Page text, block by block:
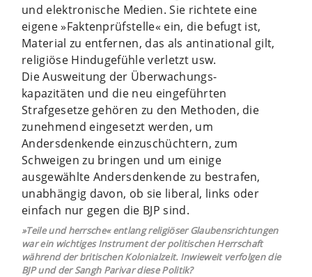
und elektronische Medien. Sie richtete eine
eigene »Faktenprüfstelle« ein, die befugt ist,
Material zu entfernen, das als antinational gilt,
religiöse Hindugefühle verletzt usw.
Die Ausweitung der Überwachungs-
kapazitäten und die neu eingeführten
Strafgesetze gehören zu den Methoden, die
zunehmend eingesetzt werden, um
Andersdenkende einzuschüchtern, zum
Schweigen zu bringen und um einige
ausgewählte Andersdenkende zu bestrafen,
unabhängig davon, ob sie liberal, links oder
einfach nur gegen die BJP sind.
»Teile und herrsche« entlang religiöser Glaubensrichtungen
war ein wichtiges Instrument der politischen Herrschaft
während der britischen Kolonialzeit. Inwieweit verfolgen die
BJP und der Sangh Parivar diese Politik?